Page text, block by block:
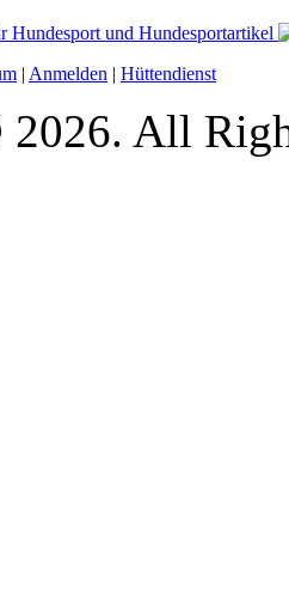
| Anmelden | Hüttendienst
All